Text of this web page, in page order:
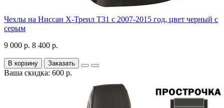
Чехлы на Ниссан Х-Треил Т31 с 2007-2015 год, цвет черный с
серым
9 000 р. 8 400 р.
В корзину Заказать
Ваша скидка: 600 р.